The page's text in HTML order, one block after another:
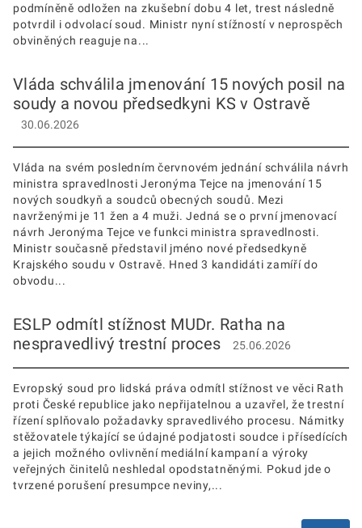
podmíněně odložen na zkušební dobu 4 let, trest následně
potvrdil i odvolací soud. Ministr nyní stížností v neprospěch
obviněných reaguje na...
Vláda schválila jmenování 15 nových posil na
soudy a novou předsedkyni KS v Ostravě
30.06.2026
Vláda na svém posledním červnovém jednání schválila návrh
ministra spravedlnosti Jeronýma Tejce na jmenování 15
nových soudkyň a soudců obecných soudů. Mezi
navrženými je 11 žen a 4 muži. Jedná se o první jmenovací
návrh Jeronýma Tejce ve funkci ministra spravedlnosti.
Ministr současně představil jméno nové předsedkyně
Krajského soudu v Ostravě. Hned 3 kandidáti zamíří do
obvodu...
ESLP odmítl stížnost MUDr. Ratha na
nespravedlivý trestní proces
25.06.2026
Evropský soud pro lidská práva odmítl stížnost ve věci Rath
proti České republice jako nepřijatelnou a uzavřel, že trestní
řízení splňovalo požadavky spravedlivého procesu. Námitky
stěžovatele týkající se údajné podjatosti soudce i přísedících
a jejich možného ovlivnění mediální kampaní a výroky
veřejných činitelů neshledal opodstatněnými. Pokud jde o
tvrzené porušení presumpce neviny,...